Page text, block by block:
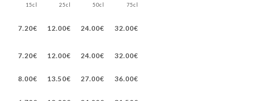
15cl 25cl 50cl 75cl
7.20€ 12.00€ 24.00€ 32.00€
7.20€ 12.00€ 24.00€ 32.00€
8.00€ 13.50€ 27.00€ 36.00€